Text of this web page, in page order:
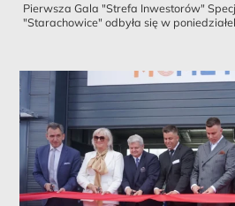
Pierwsza Gala "Strefa Inwestorów"
"Starachowice" odbyła się w